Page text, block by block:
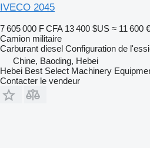
IVECO 2045
7 605 000 F CFA 13 400 $US ≈ 11 600 €
Camion militaire
Carburant diesel Configuration de
Chine, Baoding, Hebei
Hebei Best Select Machinery
Contacter le vendeur